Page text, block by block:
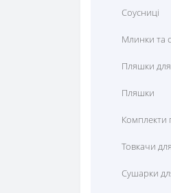
Соусниці
Млинки та
Пляшки для
Пляшки
Комплекти
Товкачи
Сушарки